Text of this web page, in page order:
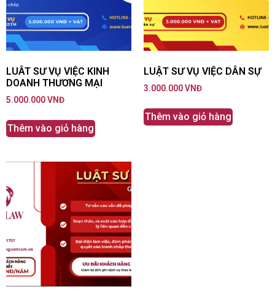
LUÂT SƯ VỤ VIỆC KINH
DOANH THƯƠNG MẠI
5.000.000VNĐ
Thêm vào giỏ hàng
LUẬT SƯ VỤ VIỆC DÂN SỰ
3.000.000VNĐ
Thêm vào giỏ hàng